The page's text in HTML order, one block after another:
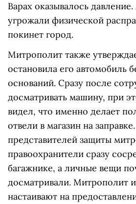
Варах оказывалось
угрожали физической
покинет город.
Митрополит также
остановила его автомобиль
оснований. Сразу после
досматривать машину, при
видел, что именно делает
отвели в магазин на
представителей защиты
правоохранители сразу
багажнике, а личные вещи
досматривали. Митрополит
настаивают на